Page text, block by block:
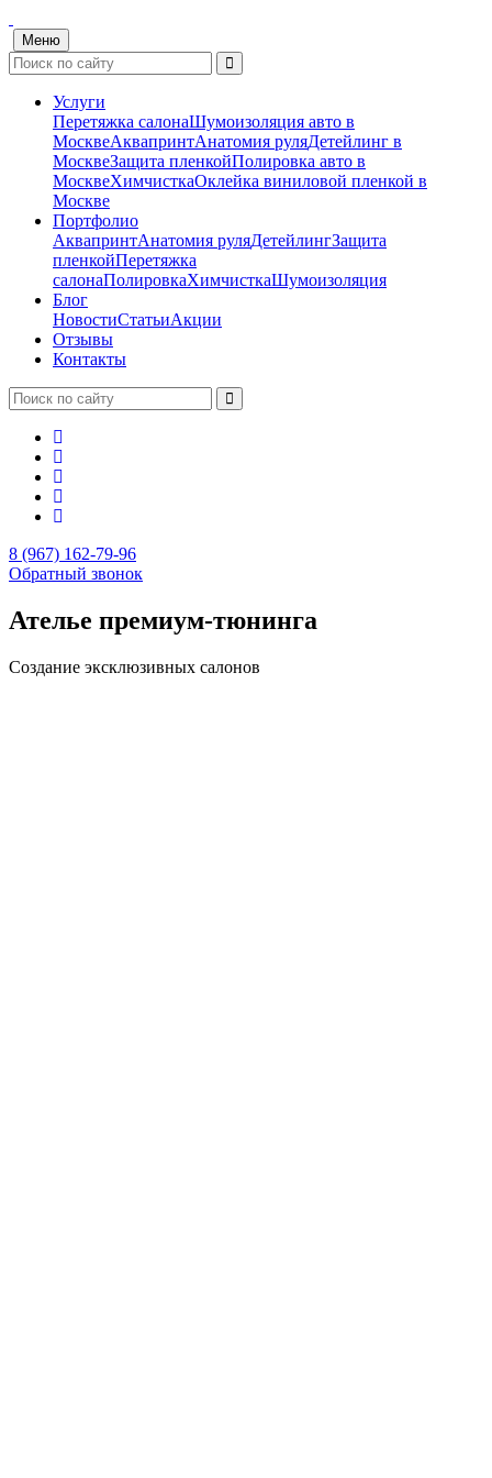
Меню
Услуги
Перетяжка салонаШумоизоляция авто в
МосквеАквапринтАнатомия руляДетейлинг в
МосквеЗащита пленкойПолировка авто в
МосквеХимчисткаОклейка виниловой пленкой в
Москве
Портфолио
АквапринтАнатомия руляДетейлингЗащита
пленкойПеретяжка
салонаПолировкаХимчисткаШумоизоляция
Блог
НовостиСтатьиАкции
Отзывы
Контакты
8 (967) 162-79-96
Обратный звонок
Ателье премиум-тюнинга
Создание эксклюзивных салонов